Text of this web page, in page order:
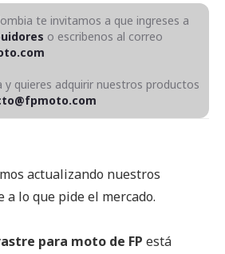
te invitamos a que ingreses a
o escribenos al correo
y quieres adquirir nuestros productos
actualizando nuestros
a lo que pide el mercado.
para moto de FP está